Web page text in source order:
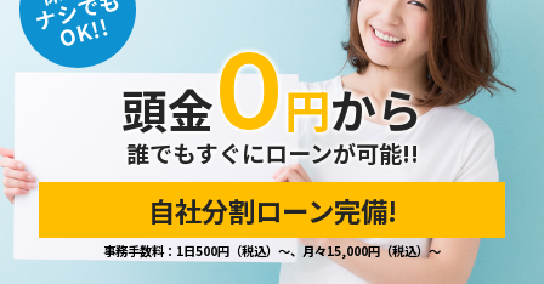
OK!!
頭金０円から
誰でもすぐにローンが可能!!
自社分割ローン完備!
事務手数料：1日500円（税込）～、月々15,000円（税込）～